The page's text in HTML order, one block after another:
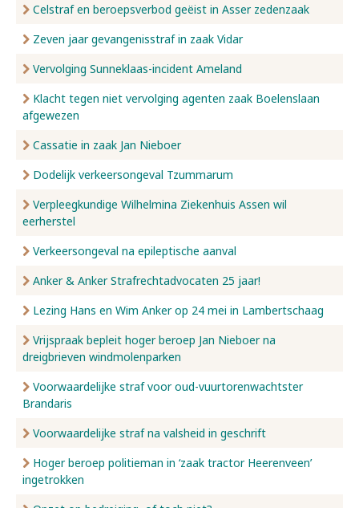
Celstraf en beroepsverbod geëist in Asser zedenzaak
Zeven jaar gevangenisstraf in zaak Vidar
Vervolging Sunneklaas-incident Ameland
Klacht tegen niet vervolging agenten zaak Boelenslaan
afgewezen
Cassatie in zaak Jan Nieboer
Dodelijk verkeersongeval Tzummarum
Verpleegkundige Wilhelmina Ziekenhuis Assen wil
eerherstel
Verkeersongeval na epileptische aanval
Anker & Anker Strafrechtadvocaten 25 jaar!
Lezing Hans en Wim Anker op 24 mei in Lambertschaag
Vrijspraak bepleit hoger beroep Jan Nieboer na
dreigbrieven windmolenparken
Voorwaardelijke straf voor oud-vuurtorenwachtster
Brandaris
Voorwaardelijke straf na valsheid in geschrift
Hoger beroep politieman in ‘zaak tractor Heerenveen’
ingetrokken